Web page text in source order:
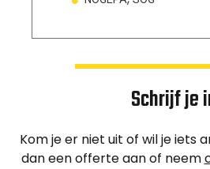
Schrijf je
Kom je er niet uit of wil je iets
dan een offerte aan of neem